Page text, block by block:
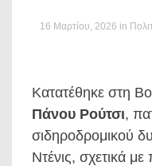
16 Μαρτίου, 2026 in
Κατατέθηκε στη
Πάνου Ρούτσι,
σιδηροδρομικού
Ντένις, σχετικά